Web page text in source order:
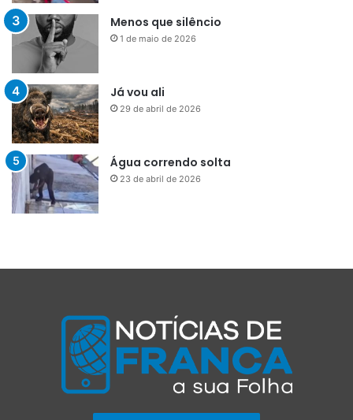
Menos que silêncio
1 de maio de 2026
Já vou ali
29 de abril de 2026
Água correndo solta
23 de abril de 2026